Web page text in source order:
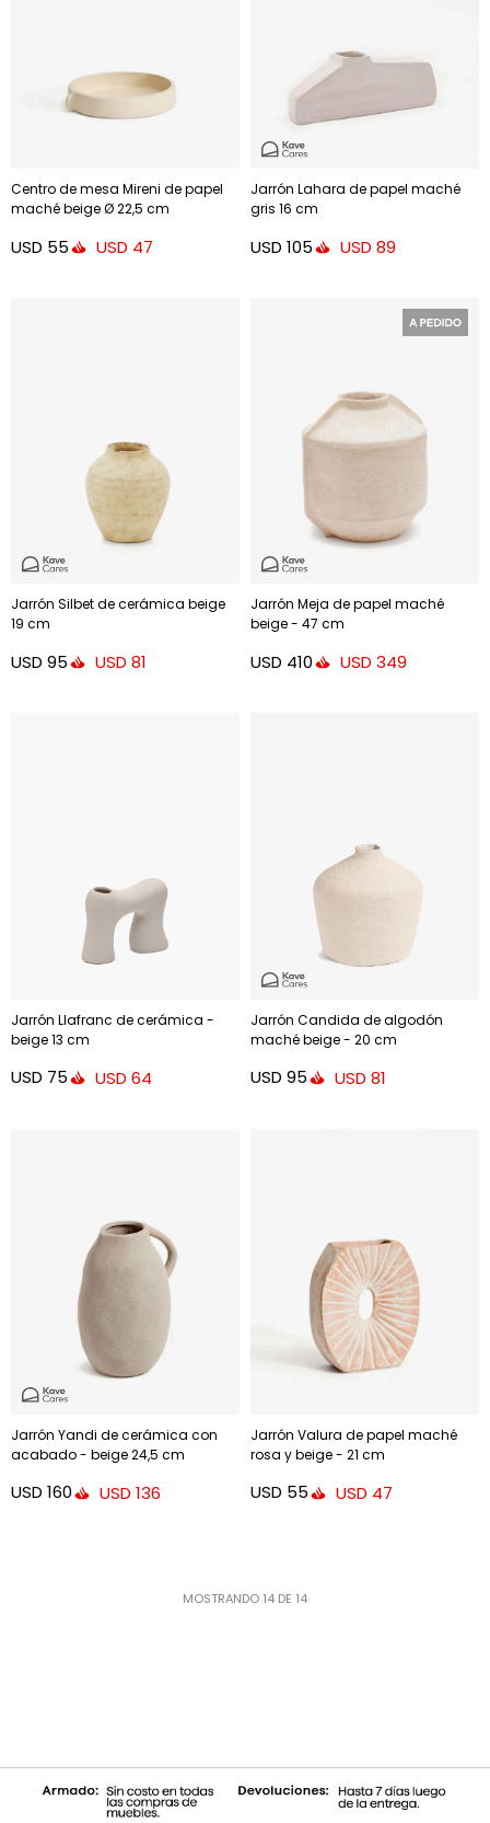
Centro de mesa Mireni de papel
maché beige Ø 22,5 cm
USD 55 USD 47
Jarrón Lahara de papel maché
gris 16 cm
USD 105 USD 89
Jarrón Silbet de cerámica beige
19 cm
USD 95 USD 81
Jarrón Meja de papel maché
beige - 47 cm
USD 410 USD 349
Jarrón Llafranc de cerámica -
beige 13 cm
USD 75 USD 64
Jarrón Candida de algodón
maché beige - 20 cm
USD 95 USD 81
Jarrón Yandi de cerámica con
acabado - beige 24,5 cm
USD 160 USD 136
Jarrón Valura de papel maché
rosa y beige - 21 cm
USD 55 USD 47
MOSTRANDO 14 DE 14